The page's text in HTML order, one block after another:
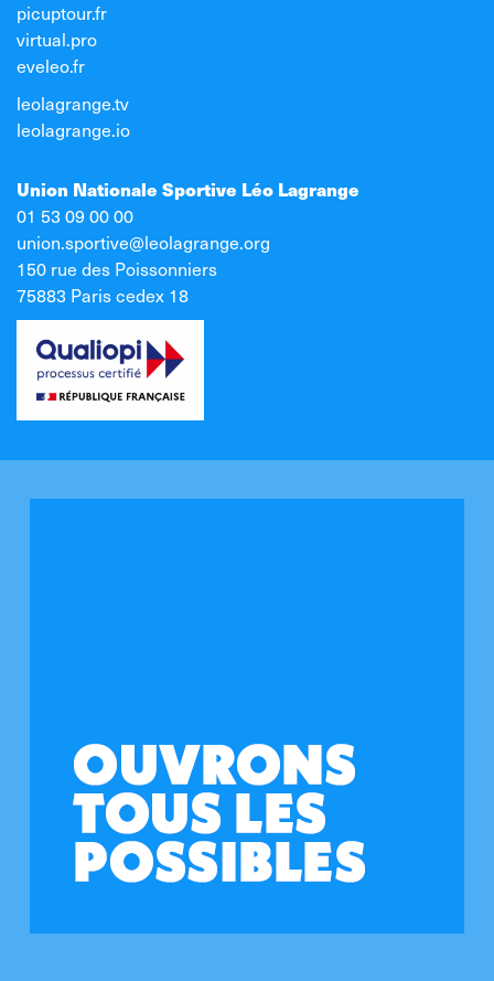
picuptour.fr
virtual.pro
eveleo.fr
leolagrange.tv
leolagrange.io
Union Nationale Sportive Léo Lagrange
01 53 09 00 00
union.sportive@leolagrange.org
150 rue des Poissonniers
75883 Paris cedex 18